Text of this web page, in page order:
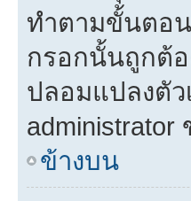
ทำตามขั้นตอ
กรอกนั้นถูกต้
ปลอมแปลงตั
administrator
ข้างบน